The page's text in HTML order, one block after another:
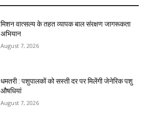
मिशन वात्सल्य के तहत व्यापक बाल संरक्षण जागरूकता
अभियान
August 7, 2026
धमतरी : पशुपालकों को सस्ती दर पर मिलेंगी जेनेरिक पशु
औषधियां
August 7, 2026